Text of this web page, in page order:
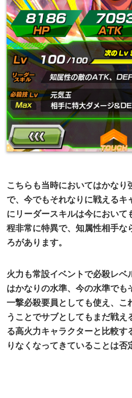
こちらも当時においてはかなり
で、今でもそれなりに戦えるキ
にリーダースキルは今において
程非常に特異で、知属性相手な
ろがあります。
火力も常設イベントで必殺レベ
はかなりの水準、今の水準でも
一撃必殺要員としても使え、こ
うことでサブとしてもまだ戦え
る高火力キャラクターと比較す
りなくなってきていることは否